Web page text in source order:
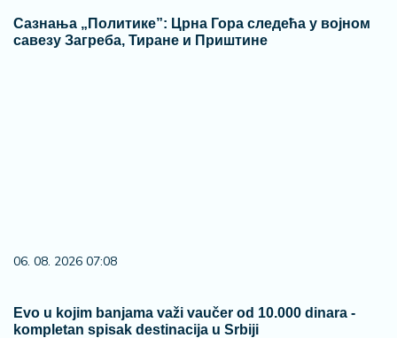
Сазнања „Политике”: Црна Гора следећа у војном
савезу Загреба, Тиране и Приштине
06. 08. 2026 07:08
Evo u kojim banjama važi vaučer od 10.000 dinara -
kompletan spisak destinacija u Srbiji